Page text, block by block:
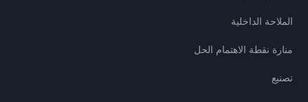
الملاحة الداخلية
منارة نقطة الاهتمام الحل
تصنيع